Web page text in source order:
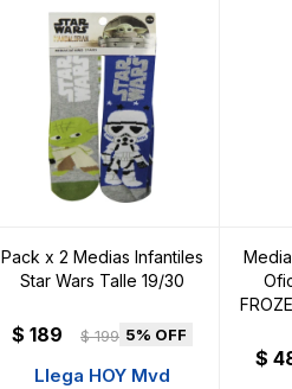
Pack x 2 Medias Infantiles
Star Wars Talle 19/30
$ 189 $ 199 5
Llega HOY Mvd
$